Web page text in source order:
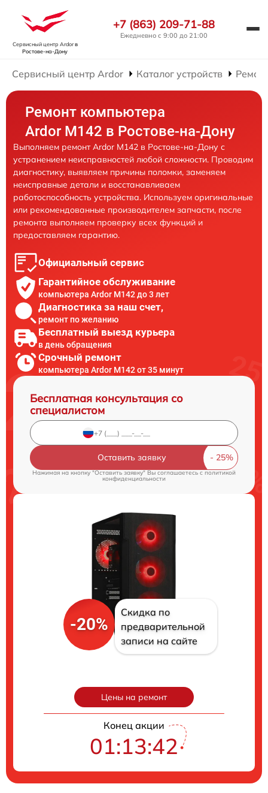
Сервисный центр Ardorв
Ростове-на-Дону
+7 (863) 209-71-88
Ежедневно с 9:00 до 21:00
Сервисный центр Ardor Каталог устройств
Ремонт компьютера
Ardor M142 в Ростове-на-Дону
Выполняем ремонт Ardor M142 в Ростове-на-Дону с
устранением неисправностей любой сложности. Проводим
диагностику, выявляем причины поломки, заменяем
неисправные детали и восстанавливаем
работоспособность устройства. Используем оригинальные
или рекомендованные производителем запчасти, после
ремонта выполняем проверку всех функций и
предоставляем гарантию.
Официальный сервис
Гарантийное обслуживание
компьютера Ardor M142 до 3 лет
Диагностика за наш счет,
ремонт по желанию
Бесплатный выезд курьера
в день обращения
Срочный ремонт
компьютера Ardor M142 от 35 минут
Бесплатная консультация со
специалистом
Оставить заявку
Нажимая на кнопку "Оставить заявку" Вы соглашаетесь cполитикой
конфиденциальности
-20%
Скидка по
предварительной
записи на сайте
Цены на ремонт
Конец акции
01:13:40